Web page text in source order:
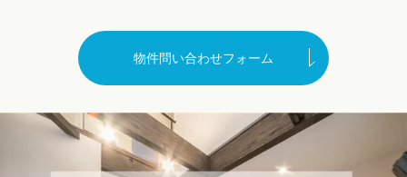
物件問い合わせフォーム